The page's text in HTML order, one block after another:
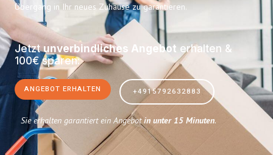
Übergang in Ihr neues Zuhause zu garantieren.
Jetztunverbindliches Angebot erhalten &
100€ sparen:
ANGEBOT ERHALTEN +4915792632883
Sie erhalten garantiert ein Angebotin unter 15 Minuten.